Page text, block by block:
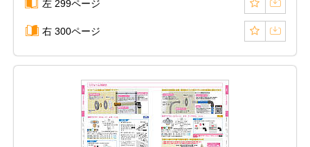
左 299ページ
右 300ページ